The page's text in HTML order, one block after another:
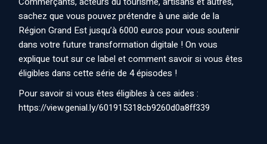
sachez que vous pouvez prétendre à une aide de la
Région Grand Est jusqu’à 6000 euros pour vous soutenir
dans votre future transformation digitale ! On vous
explique tout sur ce label et comment savoir si vous êtes
éligibles dans cette série de 4 épisodes !
Pour savoir si vous êtes éligibles à ces aides :
https://view.genial.ly/601915318cb9260d0a8ff339